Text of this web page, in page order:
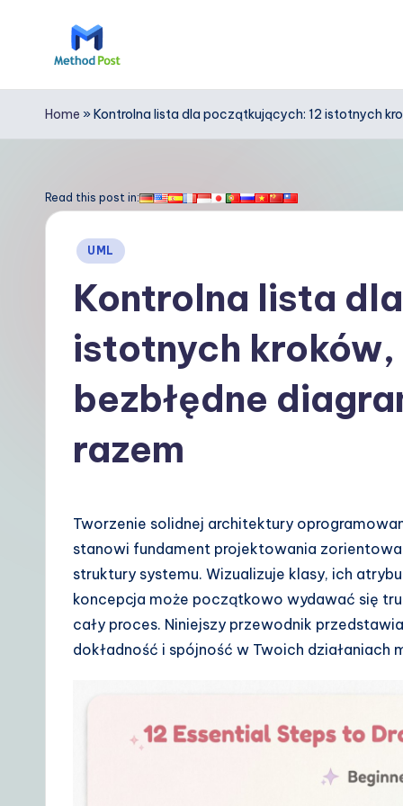
M
e
h
Home » Kontrolna lista dla początkujących: 12 istotnych
Read this post in:
Posted
UML
Kontrolna lista
istotnych
bezbłędne
razem
Tworzenie solidnej architektury
stanowi fundament projektowania
struktury systemu. Wizualizuje klasy, ich
koncepcja może początkowo wydawać się
cały proces. Niniejszy przewodnik
dokładność i spójność w Twoich działaniach